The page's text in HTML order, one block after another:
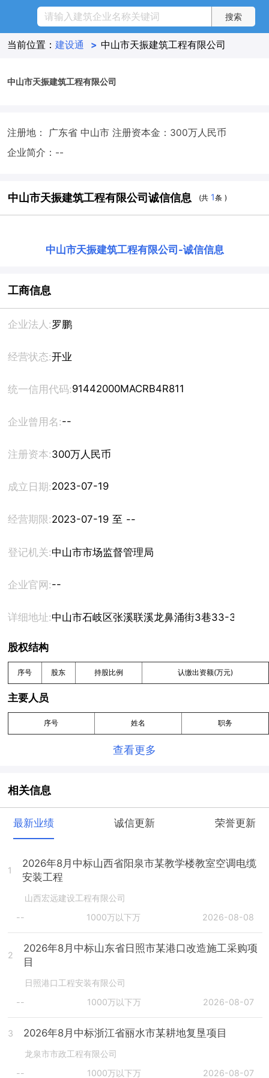
当前位置： 建设通 > 中山市天振建筑工程有限公司
中山市天振建筑工程有限公司
注册地： 广东省 中山市 注册资本金：300万人民币
企业简介：--
中山市天振建筑工程有限公司诚信信息 (共 1条 )
中山市天振建筑工程有限公司 -诚信信息
工商信息
企业法人:罗鹏
经营状态:开业
统一信用代码:91442000MACRB4R811
企业曾用名:--
注册资本:300万人民币
成立日期:2023-07-19
经营期限: 2023-07-19 至 --
登记机关:中山市市场监督管理局
企业官网:--
详细地址:中山市石岐区张溪联溪龙鼻涌街3巷33-38号12
股权结构
序号 股东 持股比例 认缴出资额(万元)
主要人员
序号 姓名 职务
查看更多
相关信息
最新业绩 诚信更新 荣誉更新
1
2026年8月中标山西省阳泉市某教学楼教室空调电缆
安装工程
山西宏远建设工程有限公司
--
1000万以下万 2026-08-08
2
2026年8月中标山东省日照市某港口改造施工采购项
目
日照港口工程安装有限公司
--
1000万以下万 2026-08-07
3 2026年8月中标浙江省丽水市某耕地复垦项目
龙泉市市政工程有限公司
--
1000万以下万 2026-08-07